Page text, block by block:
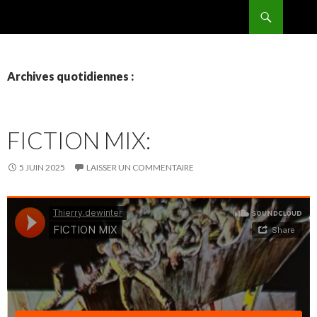
Archives quotidiennes :
FICTION MIX:
5 JUIN 2025 LAISSER UN COMMENTAIRE